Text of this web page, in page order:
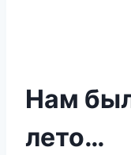
Нам
лето…